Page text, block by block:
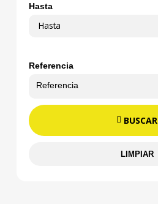
Hasta
Referencia
BUSCAR
LIMPIAR